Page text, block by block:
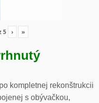
5 › »
kompletnej rekonštrukcii
s obývačkou,